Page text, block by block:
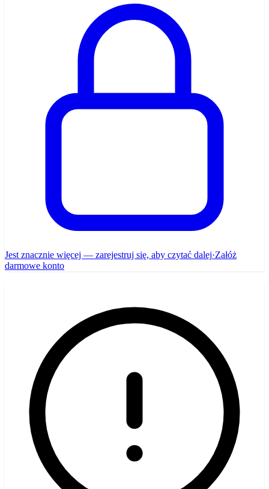
Jest znacznie więcej — zarejestruj się, aby czytać dalej·Załóż
darmowe konto